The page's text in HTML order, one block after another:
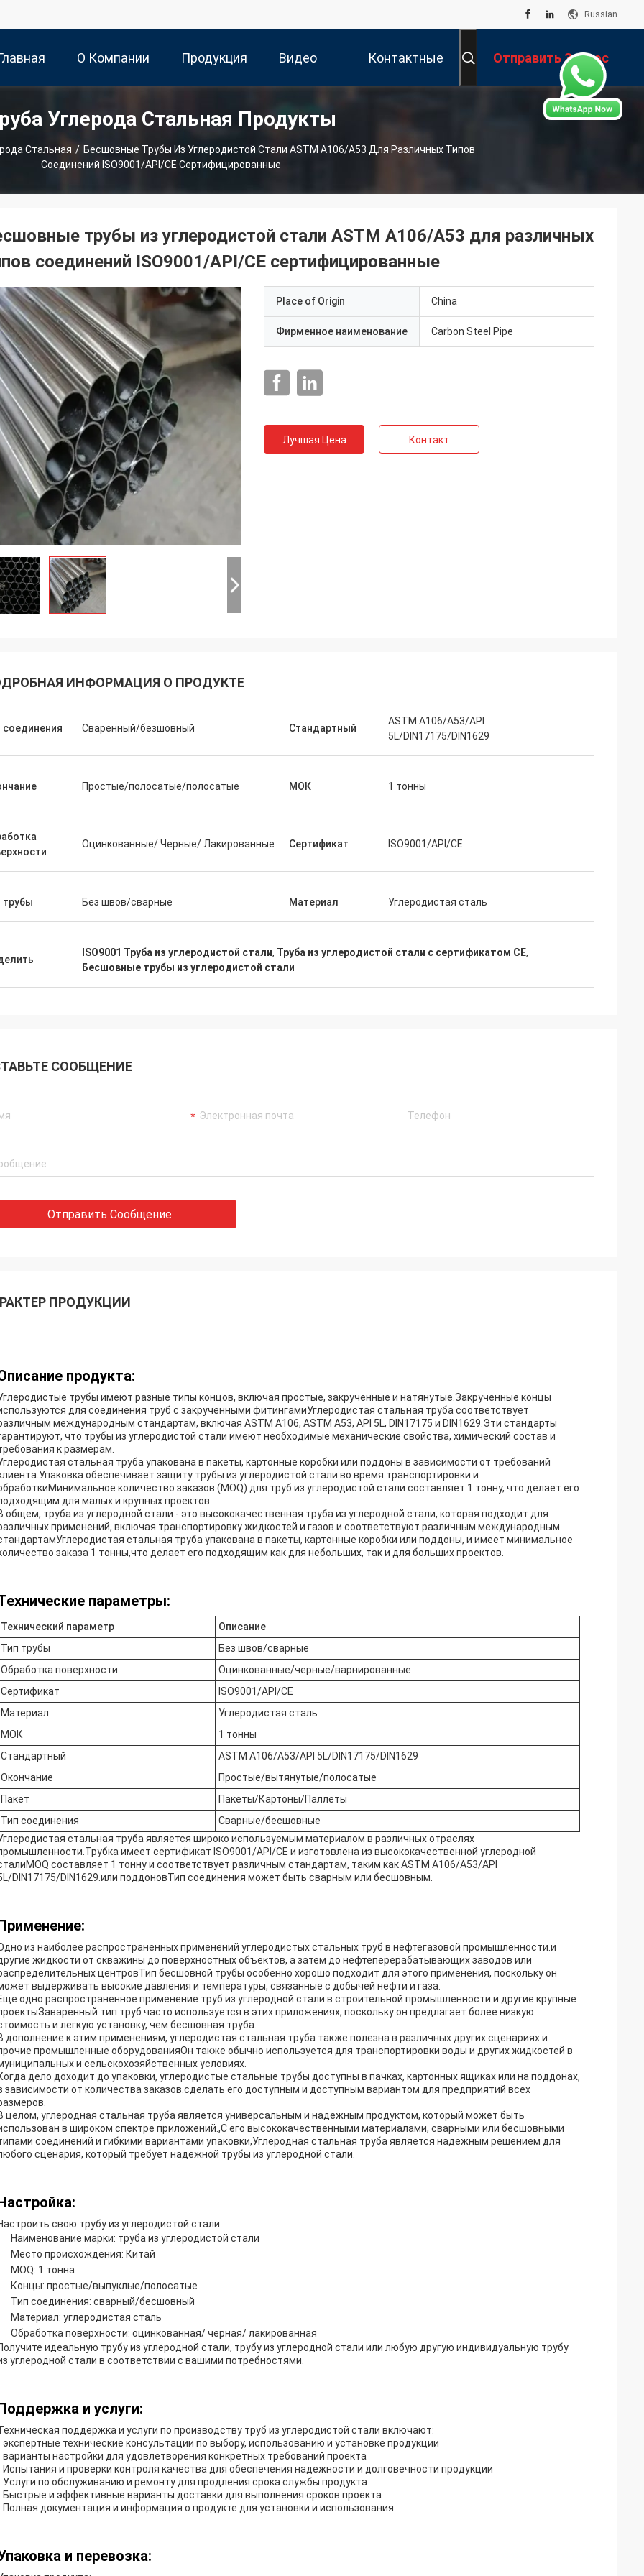
Russian
О Компании Продукция Видео Контактные Отправить Запрос
Углерода Стальная Продукты
Стальная / Бесшовные Трубы Из Углеродистой Стали ASTM A106/A53 Для Различных Типов
Соединений ISO9001/API/CE Сертифицированные
Саудовская Аравия Zakaria
проверка качества,
нашего доверия.
трубы из углеродистой стали ASTM A106/A53 для различных
соединений ISO9001/API/CE сертифицированные
Place of Origin China
Фирменное наименование Carbon Steel Pipe
Лучшая Цена Контакт
ИНФОРМАЦИЯ О ПРОДУКТЕ
соединения Сваренный/безшовный Стандартный
ASTM A106/A53/API
5L/DIN17175/DIN1629
Простые/полосатые/полосатые МОК 1 тонны
Оцинкованные/ Черные/ Лакированные Сертификат ISO9001/API/CE
трубы Без швов/сварные Материал Углеродистая сталь
ISO9001 Труба из углеродистой стали, Труба из углеродистой стали с сертификатом CE,
Бесшовные трубы из углеродистой стали
СООБЩЕНИЕ
Отправить Сообщение
ПРОДУКЦИИ
продукта:
трубы имеют разные типы концов, включая простые, закрученные и натянутые.Закрученные концы
для соединения труб с закрученными фитингамиУглеродистая стальная труба соответствует
международным стандартам, включая ASTM A106, ASTM A53, API 5L, DIN17175 и DIN1629.Эти стандарты
что трубы из углеродистой стали имеют необходимые механические свойства, химический состав и
к размерам.
стальная труба упакована в пакеты, картонные коробки или поддоны в зависимости от требований
обеспечивает защиту трубы из углеродистой стали во время транспортировки и
количество заказов (MOQ) для труб из углеродистой стали составляет 1 тонну, что делает его
для малых и крупных проектов.
общем, труба из углеродной стали - это высококачественная труба из углеродной стали, которая подходит для
применений, включая транспортировку жидкостей и газов.и соответствуют различным международным
стальная труба упакована в пакеты, картонные коробки или поддоны, и имеет минимальное
заказа 1 тонны,что делает его подходящим как для небольших, так и для больших проектов.
параметры:
Технический параметр
Описание
Тип трубы
Без швов/сварные
Обработка поверхности
Оцинкованные/черные/варнированные
Сертификат
ISO9001/API/CE
Материал
Углеродистая сталь
МОК
1 тонны
Стандартный
ASTM A106/A53/API 5L/DIN17175/DIN1629
Окончание
Простые/вытянутые/полосатые
Пакет
Пакеты/Картоны/Паллеты
Тип соединения
Сварные/бесшовные
стальная труба является широко используемым материалом в различных отраслях
имеет сертификат ISO9001/API/CE и изготовлена из высококачественной углеродной
составляет 1 тонну и соответствует различным стандартам, таким как ASTM A106/A53/API
DIN17175/DIN1629.или поддоновТип соединения может быть сварным или бесшовным.
из наиболее распространенных применений углеродистых стальных труб в нефтегазовой промышленности.и
жидкости от скважины до поверхностных объектов, а затем до нефтеперерабатывающих заводов или
центровТип бесшовной трубы особенно хорошо подходит для этого применения, поскольку он
выдерживать высокие давления и температуры, связанные с добычей нефти и газа.
одно распространенное применение труб из углеродной стали в строительной промышленности.и другие крупные
тип труб часто используется в этих приложениях, поскольку он предлагает более низкую
и легкую установку, чем бесшовная труба.
дополнение к этим применениям, углеродистая стальная труба также полезна в различных других сценариях.и
промышленные оборудованияОн также обычно используется для транспортировки воды и других жидкостей в
и сельскохозяйственных условиях.
дело доходит до упаковки, углеродистые стальные трубы доступны в пачках, картонных ящиках или на поддонах,
зависимости от количества заказов.сделать его доступным и доступным вариантом для предприятий всех
целом, углеродная стальная труба является универсальным и надежным продуктом, который может быть
в широком спектре приложений.,С его высококачественными материалами, сварными или бесшовными
соединений и гибкими вариантами упаковки,Углеродная стальная труба является надежным решением для
сценария, который требует надежной трубы из углеродной стали.
свою трубу из углеродистой стали:
Наименование марки: труба из углеродистой стали
Место происхождения: Китай
MOQ: 1 тонна
Концы: простые/выпуклые/полосатые
Тип соединения: сварный/бесшовный
Материал: углеродистая сталь
Обработка поверхности: оцинкованная/ черная/ лакированная
идеальную трубу из углеродной стали, трубу из углеродной стали или любую другую индивидуальную трубу
углеродной стали в соответствии с вашими потребностями.
и услуги:
поддержка и услуги по производству труб из углеродистой стали включают:
экспертные технические консультации по выбору, использованию и установке продукции
варианты настройки для удовлетворения конкретных требований проекта
Испытания и проверки контроля качества для обеспечения надежности и долговечности продукции
Услуги по обслуживанию и ремонту для продления срока службы продукта
Быстрые и эффективные варианты доставки для выполнения сроков проекта
Полная документация и информация о продукте для установки и использования
и перевозка: